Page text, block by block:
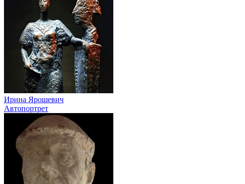
Ирина Ярошевич
Автопортрет